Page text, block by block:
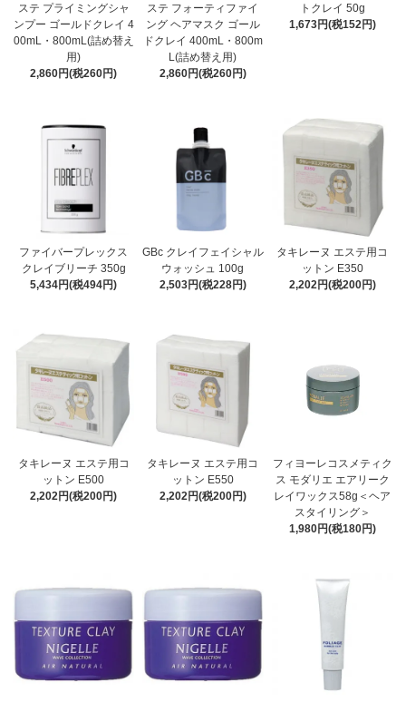
ステ プライミングシャ
ンプー ゴールドクレイ 4
00mL・800mL(詰め替え
用)
2,860円(税260円)
ステ フォーティファイ
ング ヘアマスク ゴール
ドクレイ 400mL・800m
L(詰め替え用)
2,860円(税260円)
トクレイ 50g
1,673円(税152円)
ファイバープレックス
クレイブリーチ 350g
5,434円(税494円)
GBc クレイフェイシャル
ウォッシュ 100g
2,503円(税228円)
タキレーヌ エステ用コ
ットン E350
2,202円(税200円)
タキレーヌ エステ用コ
ットン E500
2,202円(税200円)
タキレーヌ エステ用コ
ットン E550
2,202円(税200円)
フィヨーレコスメティク
ス モダリエ エアリーク
レイワックス58g＜ヘア
スタイリング＞
1,980円(税180円)